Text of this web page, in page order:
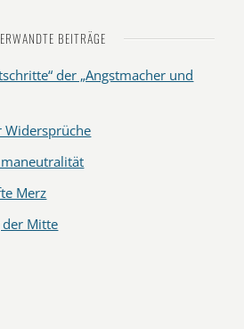
BEITRÄGE
der „Angstmacher und
Widersprüche
Merz
der Mitte